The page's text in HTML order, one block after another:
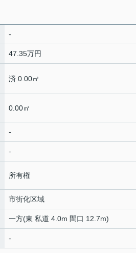
-
47.35万円
済 0.00㎡
0.00㎡
-
-
所有権
市街化区域
一方(東 私道 4.0m 間口 12.7m)
-